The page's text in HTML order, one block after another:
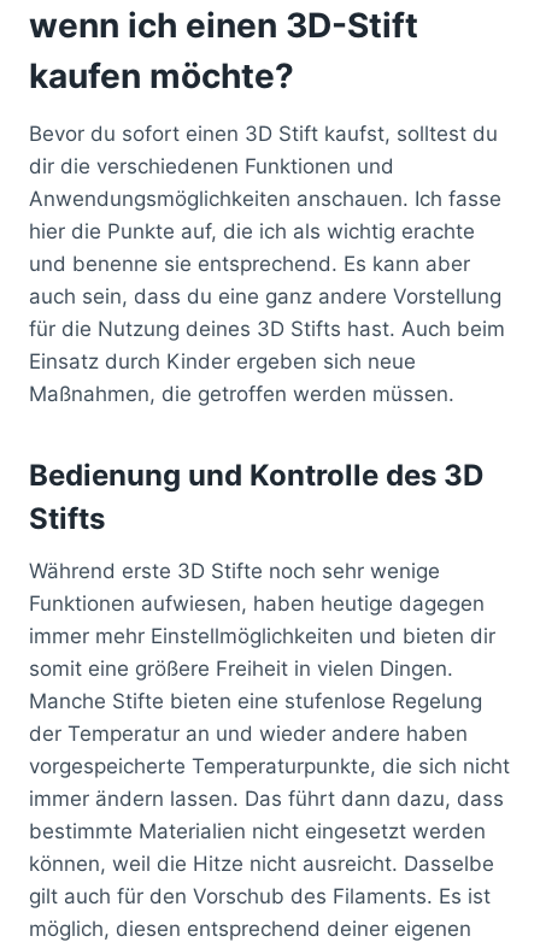
wenn ich einen 3D-Stift
kaufen möchte?
Bevor du sofort einen 3D Stift kaufst, solltest du
dir die verschiedenen Funktionen und
Anwendungsmöglichkeiten anschauen. Ich fasse
hier die Punkte auf, die ich als wichtig erachte
und benenne sie entsprechend. Es kann aber
auch sein, dass du eine ganz andere Vorstellung
für die Nutzung deines 3D Stifts hast. Auch beim
Einsatz durch Kinder ergeben sich neue
Maßnahmen, die getroffen werden müssen.
Bedienung und Kontrolle des 3D
Stifts
Während erste 3D Stifte noch sehr wenige
Funktionen aufwiesen, haben heutige dagegen
immer mehr Einstellmöglichkeiten und bieten dir
somit eine größere Freiheit in vielen Dingen.
Manche Stifte bieten eine stufenlose Regelung
der Temperatur an und wieder andere haben
vorgespeicherte Temperaturpunkte, die sich nicht
immer ändern lassen. Das führt dann dazu, dass
bestimmte Materialien nicht eingesetzt werden
können, weil die Hitze nicht ausreicht. Dasselbe
gilt auch für den Vorschub des Filaments. Es ist
möglich, diesen entsprechend deiner eigenen